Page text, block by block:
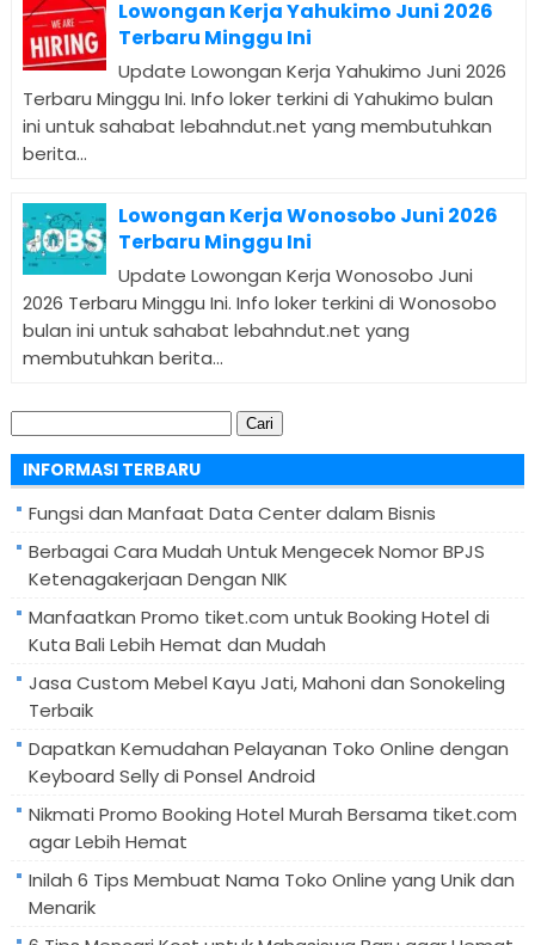
Lowongan Kerja Yahukimo Juni 2026
Terbaru Minggu Ini
Update Lowongan Kerja Yahukimo Juni 2026
Terbaru Minggu Ini. Info loker terkini di Yahukimo bulan
ini untuk sahabat lebahndut.net yang membutuhkan
berita...
Lowongan Kerja Wonosobo Juni 2026
Terbaru Minggu Ini
Update Lowongan Kerja Wonosobo Juni
2026 Terbaru Minggu Ini. Info loker terkini di Wonosobo
bulan ini untuk sahabat lebahndut.net yang
membutuhkan berita...
Cari
untuk:
INFORMASI TERBARU
Fungsi dan Manfaat Data Center dalam Bisnis
Berbagai Cara Mudah Untuk Mengecek Nomor BPJS
Ketenagakerjaan Dengan NIK
Manfaatkan Promo tiket.com untuk Booking Hotel di
Kuta Bali Lebih Hemat dan Mudah
Jasa Custom Mebel Kayu Jati, Mahoni dan Sonokeling
Terbaik
Dapatkan Kemudahan Pelayanan Toko Online dengan
Keyboard Selly di Ponsel Android
Nikmati Promo Booking Hotel Murah Bersama tiket.com
agar Lebih Hemat
Inilah 6 Tips Membuat Nama Toko Online yang Unik dan
Menarik